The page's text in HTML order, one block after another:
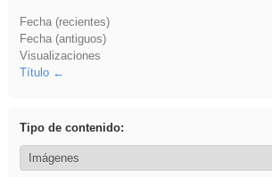
Fecha (recientes)
Fecha (antiguos)
Visualizaciones
Título
Tipo de contenido: